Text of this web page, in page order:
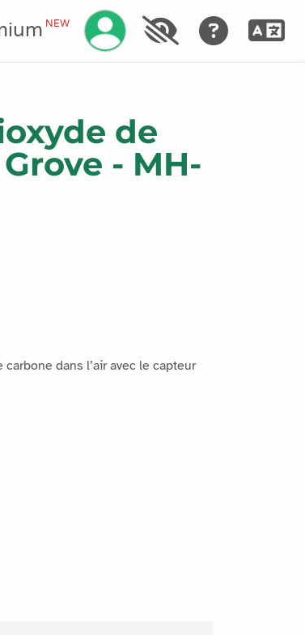
NEW Gérez votre compte
de
- MH-
dans l’air avec le capteur